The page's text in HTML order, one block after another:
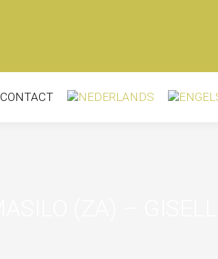
CONTACT